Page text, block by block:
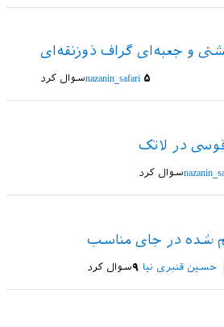
و جعبه‌ای گراف ذوزنقه‌ای
سوال کردnazanin_safari ۵
در لاتک
سوال کرد
شده در جای مناسب
سوال کرد حسین قنبری نیا ۹